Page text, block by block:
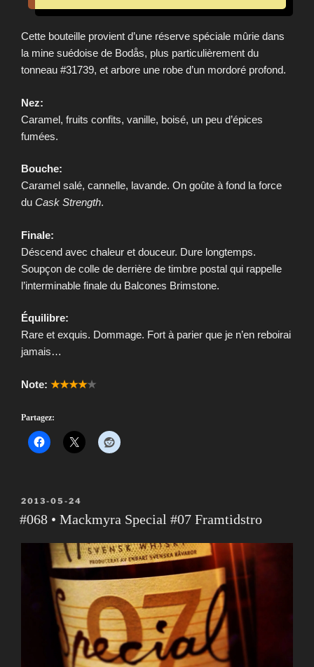
Cette bouteille provient d’une réserve spéciale mûrie dans
la mine suédoise de Bodås, plus particulièrement du
tonneau #31739, et arbore une robe d’un mordoré profond.
Nez:
Caramel, fruits confits, vanille, boisé, un peu d’épices
fumées.
Bouche:
Caramel salé, cannelle, lavande. On goûte à fond la force
du Cask Strength.
Finale:
Déscend avec chaleur et douceur. Dure longtemps.
Soupçon de colle de derrière de timbre postal qui rappelle
l’interminable finale du Balcones Brimstone.
Équilibre:
Rare et exquis. Dommage. Fort à parier que je n’en reboirai
jamais…
Note: ★★★★★
Partagez:
PUBLIÉ
LE
2013-05-24
#068 • Mackmyra Special #07 Framtidstro